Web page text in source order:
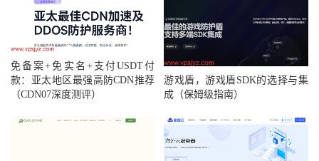
免备案+免实名+支付USDT付
款：亚太地区最强高防CDN推荐
（CDN07深度测评）
游戏盾，游戏盾SDK的选择与集
成（保姆级指南）